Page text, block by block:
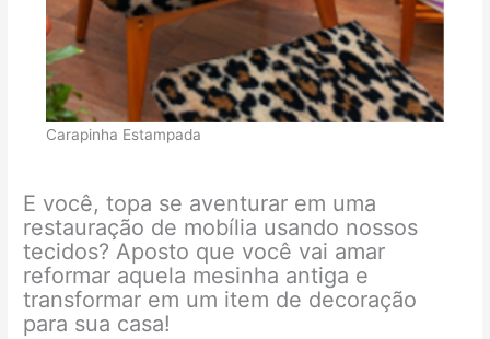
Carapinha Estampada
E você, topa se aventurar em uma
restauração de mobília usando nossos
tecidos? Aposto que você vai amar
reformar aquela mesinha antiga e
transformar em um item de decoração
para sua casa!